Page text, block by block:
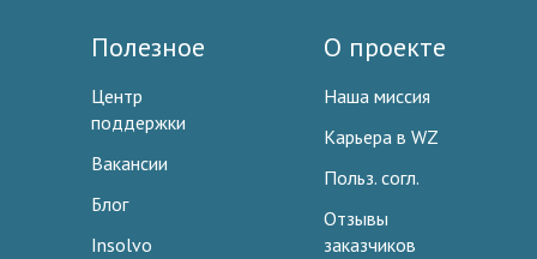
Полезное
Центр
поддержки
Вакансии
Блог
Insolvo
О проекте
Наша миссия
Карьера в WZ
Польз. согл.
Отзывы
заказчиков